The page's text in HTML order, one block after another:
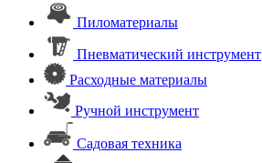
Пиломатериалы
Пневматический инструмент
Расходные материалы
Ручной инструмент
Садовая техника